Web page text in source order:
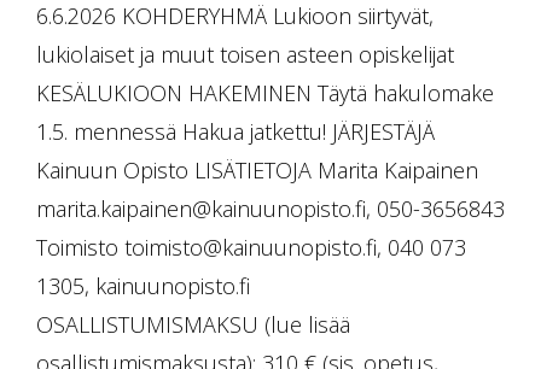
6.6.2026 KOHDERYHMÄ Lukioon siirtyvät,
lukiolaiset ja muut toisen asteen opiskelijat
KESÄLUKIOON HAKEMINEN Täytä hakulomake
1.5. mennessä Hakua jatkettu! JÄRJESTÄJÄ
Kainuun Opisto LISÄTIETOJA Marita Kaipainen
marita.kaipainen@kainuunopisto.fi, 050-3656843
Toimisto toimisto@kainuunopisto.fi, 040 073
1305, kainuunopisto.fi
OSALLISTUMISMAKSU (lue lisää
osallistumismaksusta): 310 € (sis. opetus,